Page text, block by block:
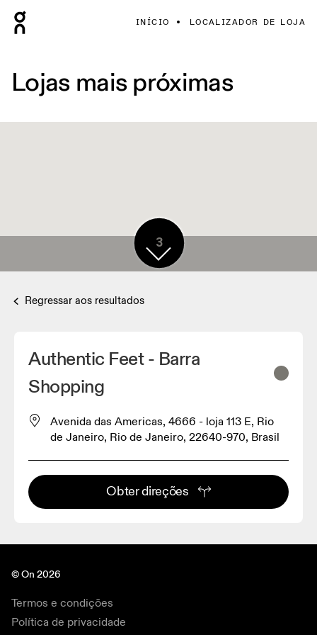
INÍCIO LOCALIZADOR DE LOJA
Lojas mais próximas
3
Regressar aos resultados
Authentic Feet - Barra
Shopping
Avenida das Americas, 4666 - loja 113 E, Rio
de Janeiro, Rio de Janeiro, 22640-970, Brasil
Obter direções
© On 2026
Termos e condições
Política de privacidade